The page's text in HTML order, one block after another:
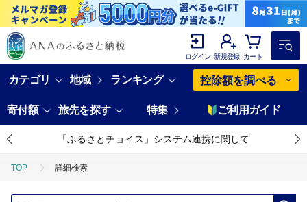
ログイン 新規登録 カート
カテゴリ 地域 ランキング 控除額を調べる
寄付額 旅先を探す 特集 ご利用ガイド
「ふるさとチョイス」システム連携に関して
TOP 詳細検索